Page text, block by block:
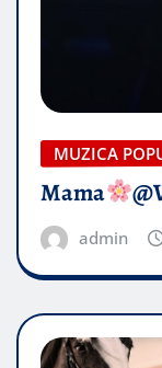
MUZICA
Mama
admin